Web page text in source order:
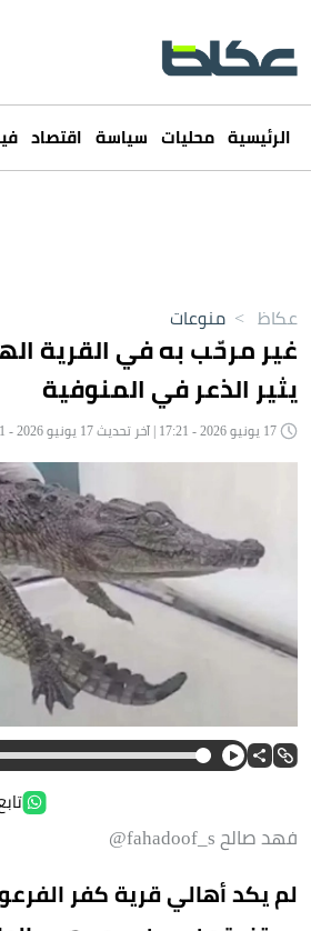
الرئيسية محليات سياسة اقتصاد
عكاظ > منوعات
غير مرحّب به في القرية
يثير الذعر في المنوفية
فهد صالح fahadoof_s@
لم يكد أهالي قرية كفر